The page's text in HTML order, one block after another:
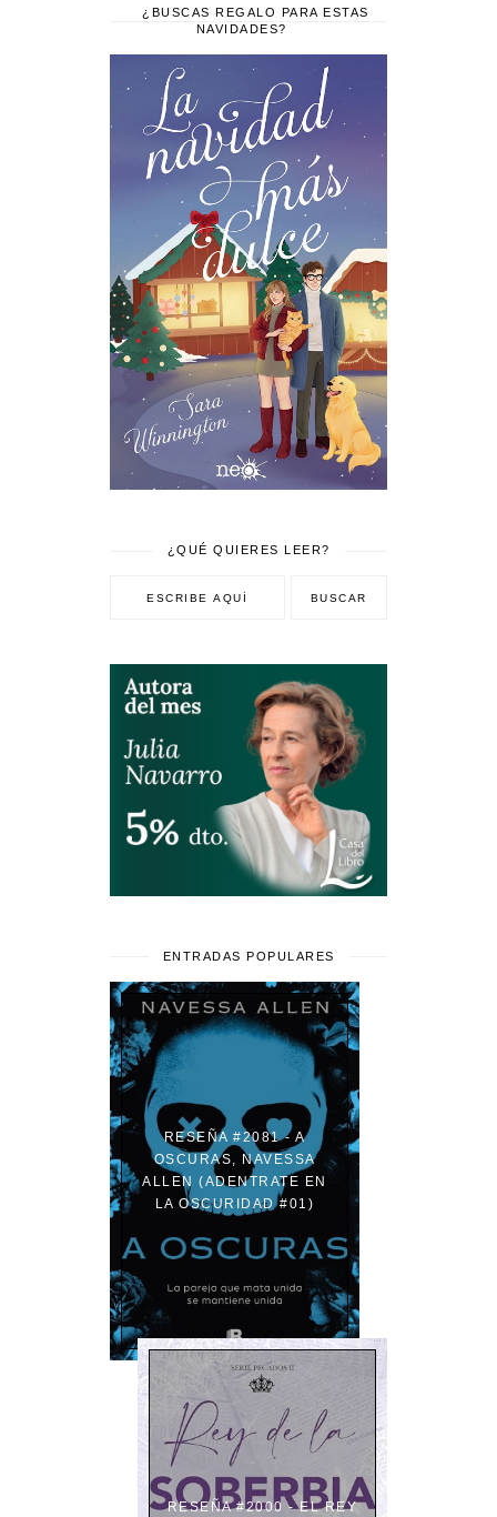
¿BUSCAS REGALO PARA ESTAS
NAVIDADES?
¿QUÉ QUIERES LEER?
ENTRADAS POPULARES
RESEÑA #2081 - A
OSCURAS, NAVESSA
ALLEN (ADENTRATE EN
LA OSCURIDAD #01)
RESEÑA #2000 - EL REY